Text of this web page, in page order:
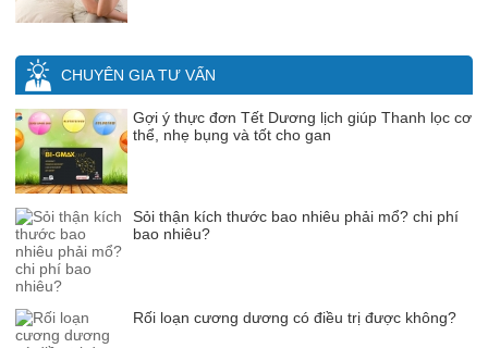
CHUYÊN GIA TƯ VẤN
Gợi ý thực đơn Tết Dương lịch giúp Thanh lọc cơ
thể, nhẹ bụng và tốt cho gan
Sỏi thận kích thước bao nhiêu phải mổ? chi phí
bao nhiêu?
Rối loạn cương dương có điều trị được không?